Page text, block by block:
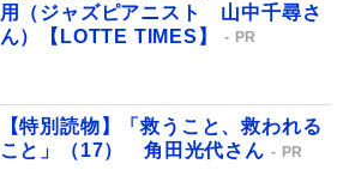
用（ジャズピアニスト 山中千尋さ
ん）【LOTTE TIMES】
PR
【特別読物】「救うこと、救われる
こと」（17） 角田光代さん
PR